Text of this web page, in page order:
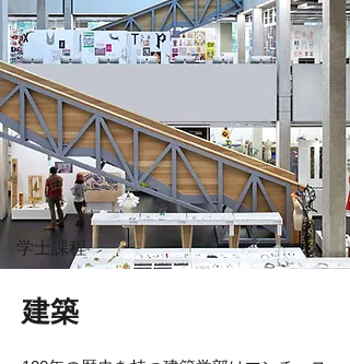
学士課程
建築